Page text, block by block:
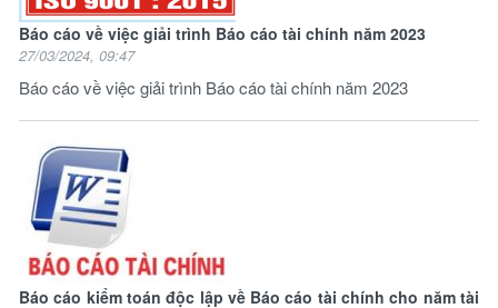
Báo cáo về việc giải trình Báo cáo tài chính năm 2023
27/03/2024, 09:47
Báo cáo về việc giải trình Báo cáo tài chính năm 2023
Báo cáo kiểm toán độc lập về Báo cáo tài chính cho năm tài